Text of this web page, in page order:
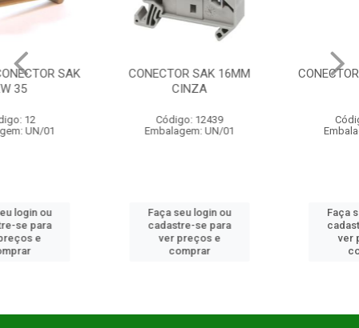
CONECTOR SAK 16MM
Embalagem: UN/01
Faça seu login ou
cadastre-se para
CONECTOR ECCMP-80B80
Embalagem: UN/01
Faça seu login ou
cadastre-se para